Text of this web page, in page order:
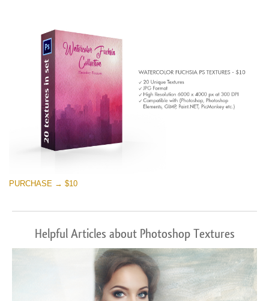
PURCHASE → $10
Helpful Articles about Photoshop Textures